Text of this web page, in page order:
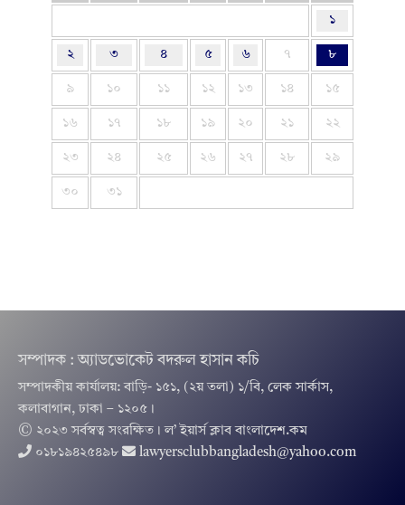
১
২ ৩ ৪ ৫ ৬ ৭ ৮
৯ ১০ ১১ ১২ ১৩ ১৪ ১৫
১৬ ১৭ ১৮ ১৯ ২০ ২১ ২২
২৩ ২৪ ২৫ ২৬ ২৭ ২৮ ২৯
৩০ ৩১
সম্পাদক : অ্যাডভোকেট বদরুল হাসান কচি
সম্পাদকীয় কার্যালয়: বাড়ি- ১৫১, (২য় তলা) ১/বি, লেক সার্কাস,
কলাবাগান, ঢাকা – ১২০৫।
© ২০২৩ সর্বস্বত্ব সংরক্ষিত । ল’ ইয়ার্স ক্লাব বাংলাদেশ.কম
০১৮১৯৪২৫৪৯৮
lawyersclubbangladesh@yahoo.com